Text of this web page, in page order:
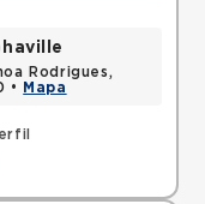
Rodrigues,
•
Mapa